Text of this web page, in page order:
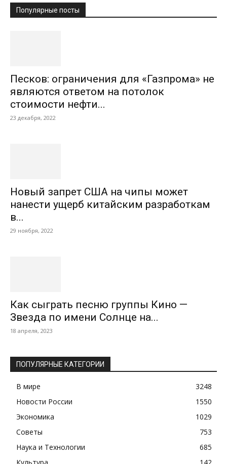
Популярные посты
Песков: ограничения для «Газпрома» не
являются ответом на потолок
стоимости нефти...
23 декабря, 2022
Новый запрет США на чипы может
нанести ущерб китайским разработкам
в...
29 ноября, 2022
Как сыграть песню группы Кино —
Звезда по имени Солнце на...
18 апреля, 2023
ПОПУЛЯРНЫЕ КАТЕГОРИИ
В мире
3248
Новости России
1550
Экономика
1029
Советы
753
Наука и Технологии
685